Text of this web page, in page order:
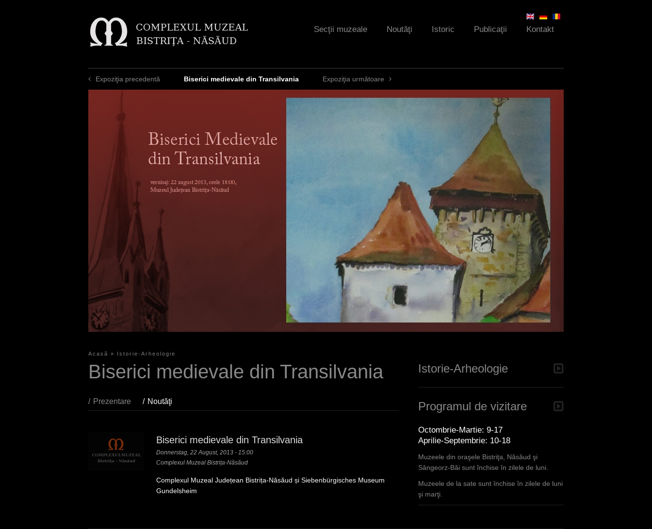
Secţii muzeale Noutăţi Istoric Publicaţii Kontakt
Expoziţia precedentă Biserici medievale din Transilvania Expoziţia următoare
S
s
d
Acasă » Istorie-Arheologie
Biserici medievale din Transilvania
Prezentare Noutăţi
Biserici medievale din Transilvania
Donnerstag, 22 August, 2013 - 15:00
Complexul Muzeal Bistrița-Năsăud
Complexul Muzeal Județean Bistrița-Năsăud și Siebenbürgisches Museum
Gundelsheim
Istorie-Arheologie
Programul de vizitare
Octombrie-Martie: 9-17
Aprilie-Septembrie: 10-18
Muzeele din oraşele Bistriţa, Năsăud şi
Sângeorz-Băi sunt închise în zilele de luni.
Muzeele de la sate sunt închise în zilele de luni
şi marţi.